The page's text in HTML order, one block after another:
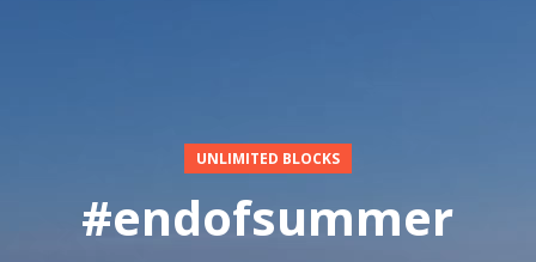
UNLIMITED BLOCKS
#endofsummer